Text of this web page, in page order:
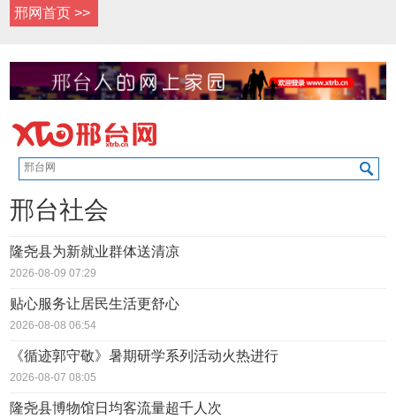
邢网首页 >>
邢台社会
隆尧县为新就业群体送清凉
2026-08-09 07:29
贴心服务让居民生活更舒心
2026-08-08 06:54
《循迹郭守敬》暑期研学系列活动火热进行
2026-08-07 08:05
隆尧县博物馆日均客流量超千人次